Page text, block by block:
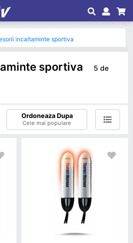
incaltaminte sportiva
sportiva 5 de
Ordoneaza Dupa
Cele mai populare